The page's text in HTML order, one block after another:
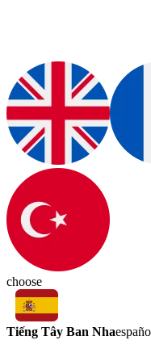
choose
Tiếng Tây Ban Nha